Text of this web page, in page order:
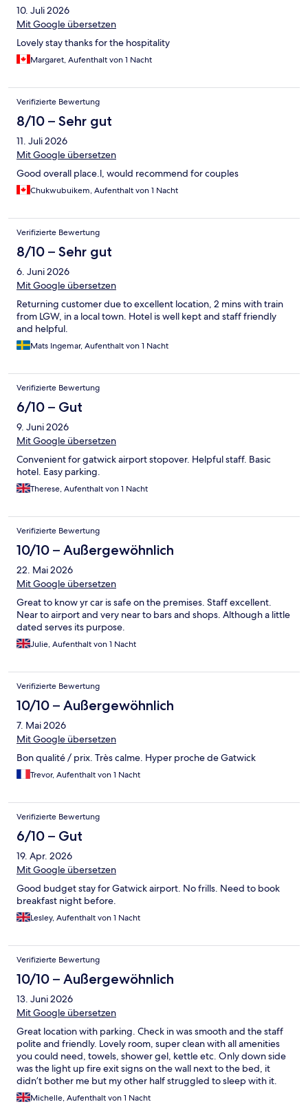
10. Juli 2026
Mit Google übersetzen
Lovely stay thanks for the hospitality
Margaret, Aufenthalt von 1 Nacht
Verifizierte Bewertung
8/10 – Sehr gut
11. Juli 2026
Mit Google übersetzen
Good overall place.l, would recommend for couples
Chukwubuikem, Aufenthalt von 1 Nacht
Verifizierte Bewertung
8/10 – Sehr gut
6. Juni 2026
Mit Google übersetzen
Returning customer due to excellent location, 2 mins with train
from LGW, in a local town. Hotel is well kept and staff friendly
and helpful.
Mats Ingemar, Aufenthalt von 1 Nacht
Verifizierte Bewertung
6/10 – Gut
9. Juni 2026
Mit Google übersetzen
Convenient for gatwick airport stopover. Helpful staff. Basic
hotel. Easy parking.
Therese, Aufenthalt von 1 Nacht
Verifizierte Bewertung
10/10 – Außergewöhnlich
22. Mai 2026
Mit Google übersetzen
Great to know yr car is safe on the premises. Staff excellent.
Near to airport and very near to bars and shops. Although a little
dated serves its purpose.
Julie, Aufenthalt von 1 Nacht
Verifizierte Bewertung
10/10 – Außergewöhnlich
7. Mai 2026
Mit Google übersetzen
Bon qualité / prix. Très calme. Hyper proche de Gatwick
Trevor, Aufenthalt von 1 Nacht
Verifizierte Bewertung
6/10 – Gut
19. Apr. 2026
Mit Google übersetzen
Good budget stay for Gatwick airport. No frills. Need to book
breakfast night before.
Lesley, Aufenthalt von 1 Nacht
Verifizierte Bewertung
10/10 – Außergewöhnlich
13. Juni 2026
Mit Google übersetzen
Great location with parking. Check in was smooth and the staff
polite and friendly. Lovely room, super clean with all amenities
you could need, towels, shower gel, kettle etc. Only down side
was the light up fire exit signs on the wall next to the bed, it
didn’t bother me but my other half struggled to sleep with it.
We would absolutely stay again and have no qualms about
recommending it. Top tip, the Turkish restaurant “Shiraz” down
Michelle, Aufenthalt von 1 Nacht